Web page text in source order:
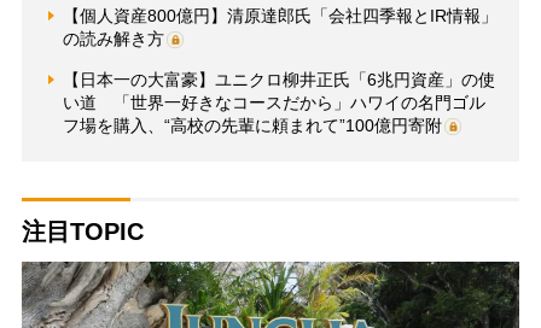
【個人資産800億円】清原達郎氏「会社四季報とIR情報」
の読み解き方
【日本一の大富豪】ユニクロ柳井正氏「6兆円資産」の使
い道 「世界一好きなコースだから」ハワイの名門ゴル
フ場を購入、“高校の先輩に頼まれて”100億円寄附
注目TOPIC